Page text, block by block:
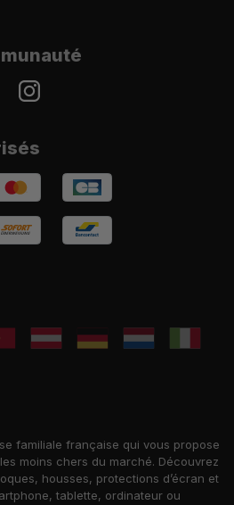
Instagram
familiale française qui vous propose
moins chers du marché. Découvrez
housses, protections d’écran et
tablette, ordinateur ou